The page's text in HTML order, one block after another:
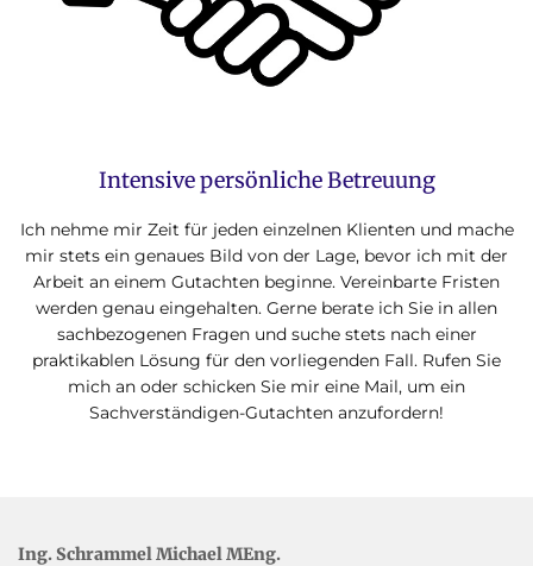
Intensive persönliche Betreuung
Ich nehme mir Zeit für jeden einzelnen Klienten und mache
mir stets ein genaues Bild von der Lage, bevor ich mit der
Arbeit an einem Gutachten beginne. Vereinbarte Fristen
werden genau eingehalten. Gerne berate ich Sie in allen
sachbezogenen Fragen und suche stets nach einer
praktikablen Lösung für den vorliegenden Fall. Rufen Sie
mich an oder schicken Sie mir eine Mail, um ein
Sachverständigen-Gutachten anzufordern!
Ing. Schrammel Michael MEng.